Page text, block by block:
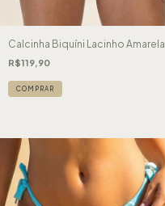
Calcinha Biquíni Lacinho Amarela
R$119,90
COMPRAR